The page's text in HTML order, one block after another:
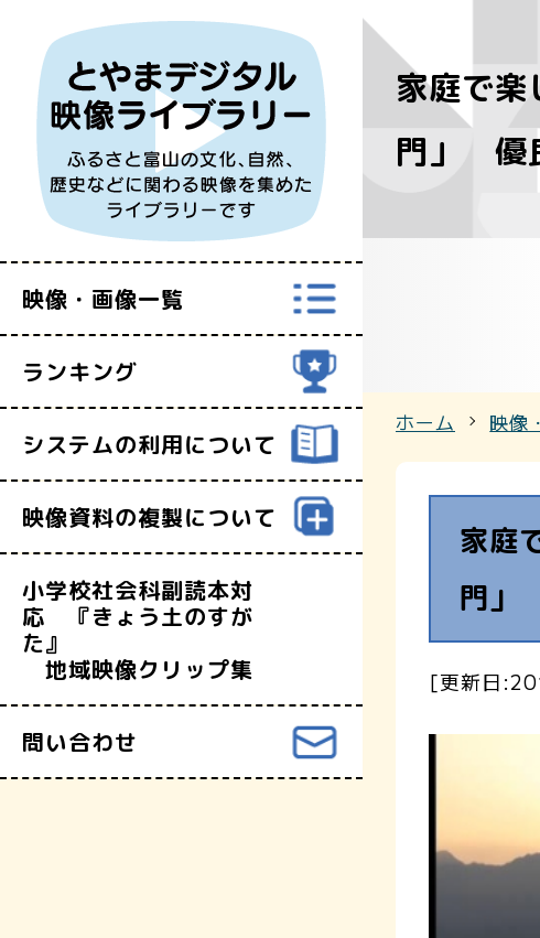
映像・画像一覧
すべての映像
富山県映像セン
ランキング
システムの利用について
映像資料の複製について
小学校社会科副読本対
応 『きょう土のすが
た』
地域映像クリップ集
問い合わせ
家庭で
門」 優
ホーム 映像
家庭
門」
[更新日